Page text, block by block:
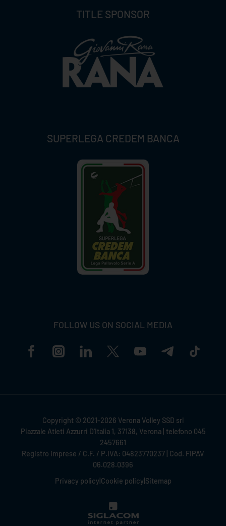
TITLE SPONSOR
SUPERLEGA CREDEM BANCA
FOLLOW US ON SOCIAL MEDIA
Copyright © 2021-2026 Verona Volley SSD srl
Piazzale Atleti Azzurri D'Italia 1, 37138, Verona | telefono 045
2457661
Registro imprese / C.F. / P.IVA: 04823770237 | Cod. FIPAV
06.028.0396
Privacy policy Cookie policy Sitemap